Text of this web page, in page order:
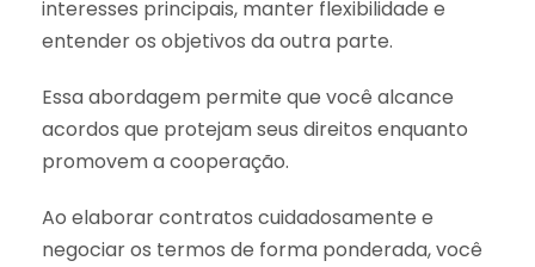
interesses principais, manter flexibilidade e
entender os objetivos da outra parte.
Essa abordagem permite que você alcance
acordos que protejam seus direitos enquanto
promovem a cooperação.
Ao elaborar contratos cuidadosamente e
negociar os termos de forma ponderada, você